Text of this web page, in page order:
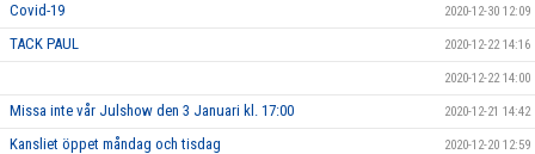
Covid-19 2020-12-30 12:09
TACK PAUL 2020-12-22 14:16
2020-12-22 14:00
Missa inte vår Julshow den 3 Januari kl. 17:00 2020-12-21 14:42
Kansliet öppet måndag och tisdag 2020-12-20 12:59